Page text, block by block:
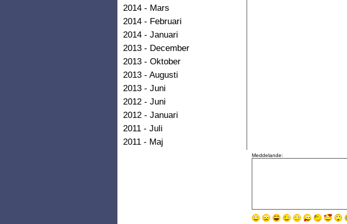
2014 - Mars
2014 - Februari
2014 - Januari
2013 - December
2013 - Oktober
2013 - Augusti
2013 - Juni
2012 - Juni
2012 - Januari
2011 - Juli
2011 - Maj
Meddelande: